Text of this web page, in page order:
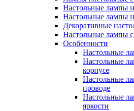
Настольные лампы
Настольные лампы
Декоративные
Настольные лампы
Особенности
Настольные
Настольные
корпусе
Настольные
проводе
Настольные
яркости